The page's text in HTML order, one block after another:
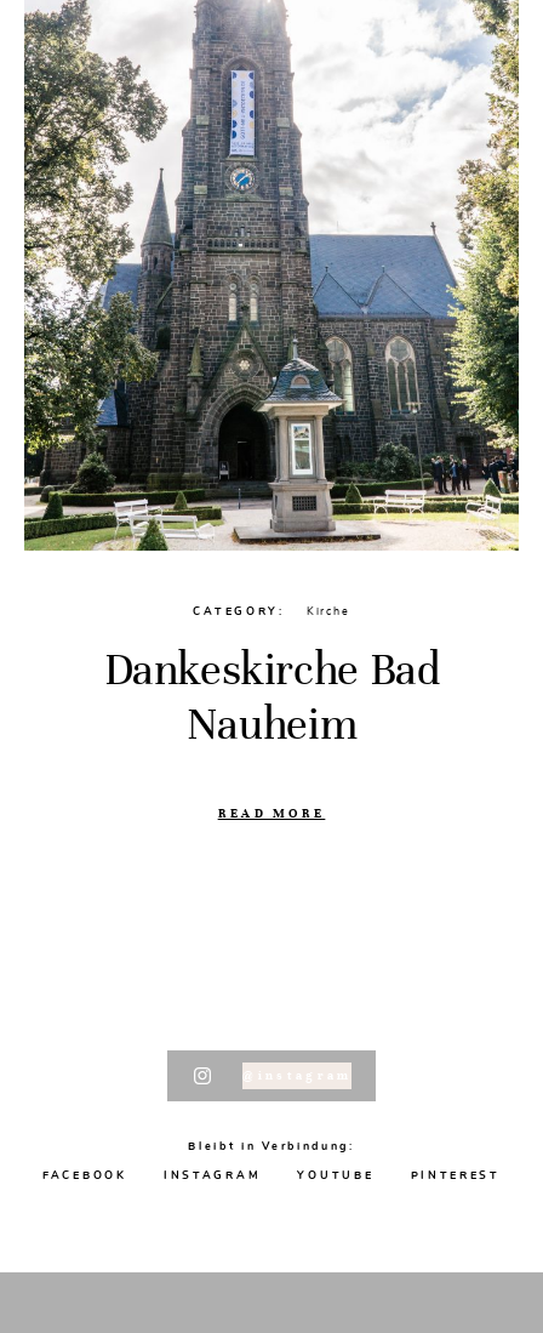
CATEGORY Kirche
Dankeskirche Bad
Nauheim
READ MORE
@instagram
Bleibt in Verbindung:
FACEBOOK
INSTAGRAM YOUTUBE PINTEREST